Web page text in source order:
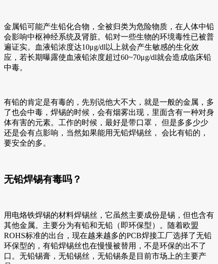
金属铅可能产生铅化合物，全被归类为危险物质，在人体中铅
会影响中枢神经系统及肾脏。铅对一些生物的环境毒性已被普
遍证实。血液铅浓度达10μg/dl以上就会产生敏感的生化效
应，若长期曝露使血液铅浓度超过60~70μg/dl就会造成临床铅
中毒。
有铅的肯定是有毒的，先别说他大不大，就是一般的金属，多
了也会中毒，焊锡的时候，会有烟雾出现，里面含有一种对身
体有害的元素。工作的时候，最好是带口罩， 但是多多少少
还是会有点影响，当然如果能用无铅焊锡丝， 会比有铅的，
要安全的多。
无铅焊锡有毒吗？
用电烙铁焊锡的材料焊锡丝，它虽然主要成份是锡，但也含有
其他金属。主要分为有铅和无铅（即环保型）。随着欧盟
ROHS标准的出台，现在越来越多的PCB焊接工厂选择了无铅
环保型的，有铅焊锡丝也在慢慢被替用，不是环保的出不了
口。无铅锡膏，无铅锡丝，无铅锡条是目前市场上的主要产